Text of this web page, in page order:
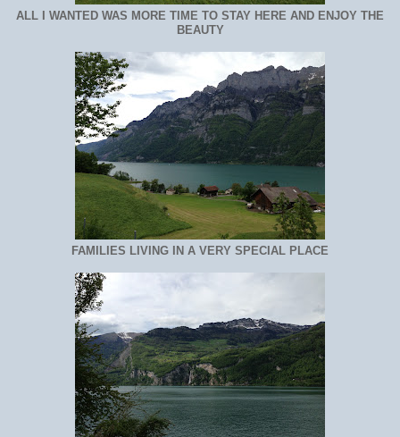
ALL I WANTED WAS MORE TIME TO STAY HERE AND ENJOY THE
BEAUTY
FAMILIES LIVING IN A VERY SPECIAL PLACE